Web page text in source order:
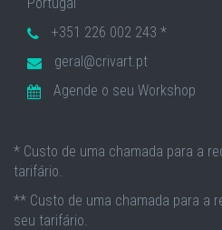
+351 226 002 243 *
geral@crivart.pt
Agende o seu Workshop
* Custo de uma chamada para a
tarifário.
** Custo de uma chamada para a
seu tarifário.